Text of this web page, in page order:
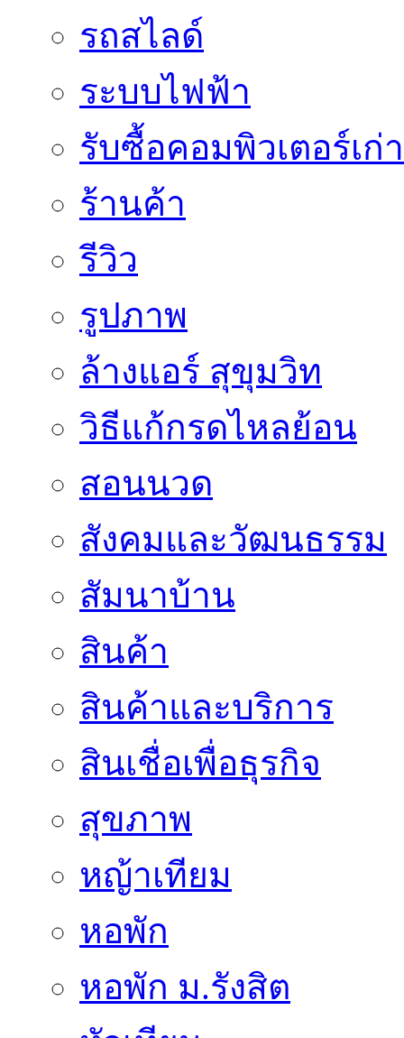
รถสไลด์
ระบบไฟฟ้า
รับซื้อคอมพิวเตอร์เก่า
ร้านค้า
รีวิว
รูปภาพ
ล้างแอร์ สุขุมวิท
วิธีแก้กรดไหลย้อน
สอนนวด
สังคมและวัฒนธรรม
สัมนาบ้าน
สินค้า
สินค้าและบริการ
สินเชื่อเพื่อธุรกิจ
สุขภาพ
หญ้าเทียม
หอพัก
หอพัก ม.รังสิต